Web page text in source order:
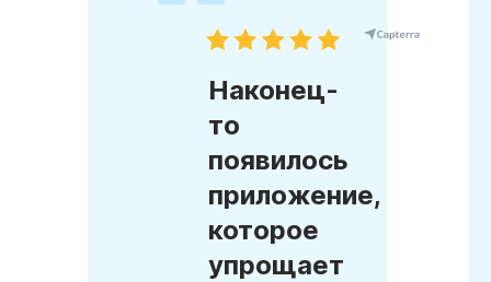
Наконец-
то
появилось
приложение,
которое
упрощает